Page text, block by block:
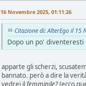
16 Novembre 2025, 01:11:26
Citazione di: AlterEgo il 15
Dopo un po'
apparte gli scherzi,
bannato. però a dire la
vedrei ilfemminile?(ecco